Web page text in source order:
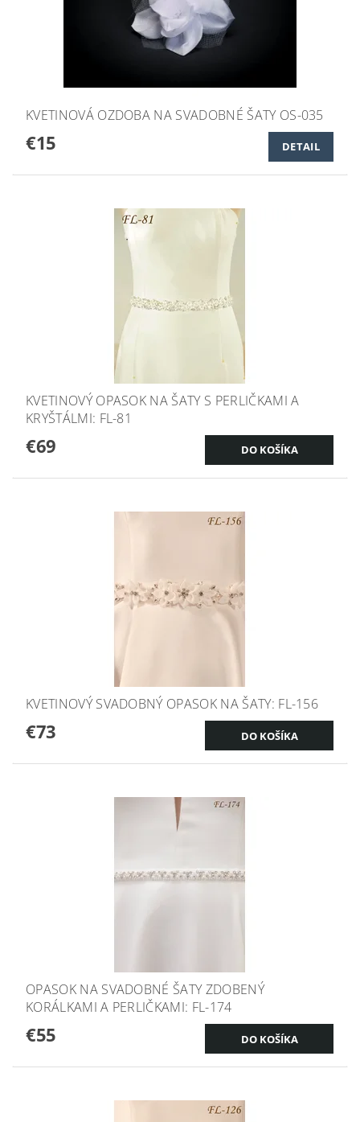
KVETINOVÁ OZDOBA NA SVADOBNÉ ŠATY OS-035
€15 DETAIL
KVETINOVÝ OPASOK NA ŠATY S PERLIČKAMI A
KRYŠTÁLMI: FL-81
€69
KVETINOVÝ SVADOBNÝ OPASOK NA ŠATY: FL-156
€73
OPASOK NA SVADOBNÉ ŠATY ZDOBENÝ
KORÁLKAMI A PERLIČKAMI: FL-174
€55